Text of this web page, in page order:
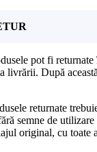
pot fi
livrării. După
returnate
semne de utilizare
original, cu toate